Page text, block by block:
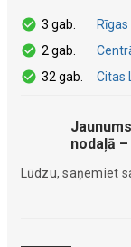
3 gab.
Rīgas
2 gab.
32 gab.
Citas
nodaļā
Lūdzu, saņemiet